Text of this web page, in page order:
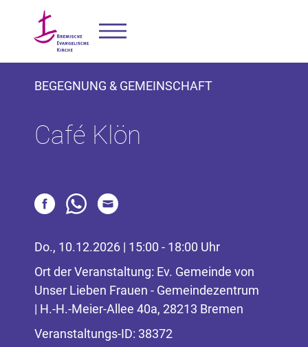
BEGEGNUNG & GEMEINSCHAFT
Café Klön
Do., 10.12.2026 | 15:00 - 18:00 Uhr
Ort der Veranstaltung: Ev. Gemeinde von
Unser Lieben Frauen - Gemeindezentrum
| H.-H.-Meier-Allee 40a, 28213 Bremen
Veranstaltungs-ID: 38372